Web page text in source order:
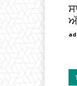
1